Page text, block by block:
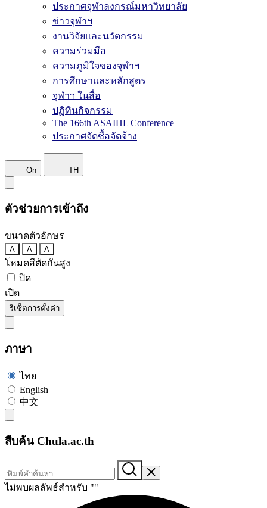
ประกาศจุฬาลงกรณ์มหาวิทยาลัย
ข่าวจุฬาฯ
งานวิจัยและนวัตกรรม
ความร่วมมือ
ความภูมิใจของจุฬาฯ
การศึกษาและหลักสูตร
จุฬาฯ ในสื่อ
ปฏิทินกิจกรรม
The 166th ASAIHL Conference
ประกาศจัดซื้อจัดจ้าง
On TH
ตัวช่วยการเข้าถึง
ขนาดตัวอักษร
A A A
โหมดสีตัดกันสูง
ปิด
เปิด
รีเซ็ตการตั้งค่า
ภาษา
ไทย
English
中文
สืบค้น Chula.ac.th
ไม่พบผลลัพธ์สำหรับ ""